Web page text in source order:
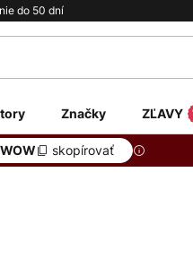
do 50 dní
Značky ZĽAVY
WOW skopírovať